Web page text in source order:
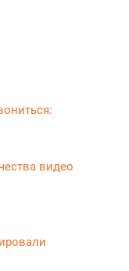
видео